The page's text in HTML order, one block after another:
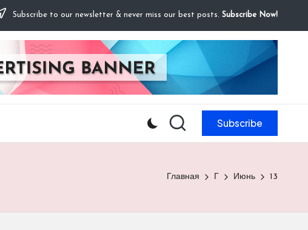
Subscribe to our newsletter & never miss our best posts. Subscribe Now!
Subscribe
Главная Г Июнь 13